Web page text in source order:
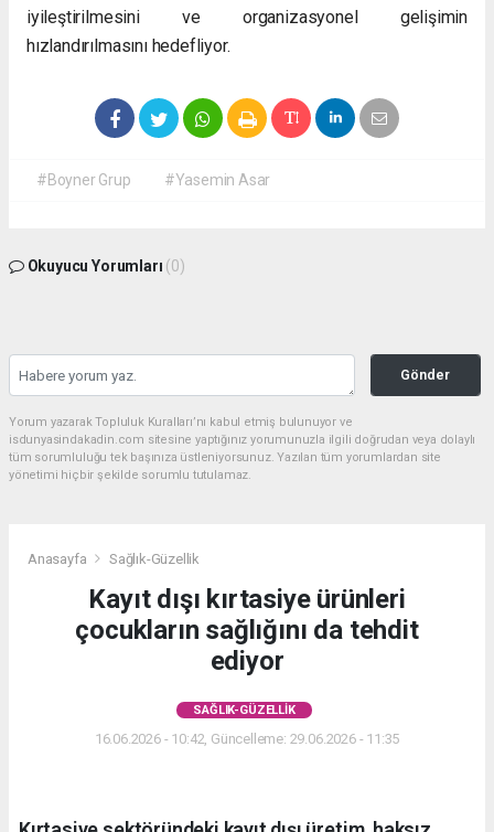
iyileştirilmesini ve organizasyonel gelişimin
hızlandırılmasını hedefliyor.
#Boyner Grup #Yasemin Asar
Okuyucu Yorumları (0)
Gönder
Yorum yazarak Topluluk Kuralları’nı kabul etmiş bulunuyor ve
isdunyasindakadin.com sitesine yaptığınız yorumunuzla ilgili doğrudan veya dolaylı
tüm sorumluluğu tek başınıza üstleniyorsunuz. Yazılan tüm yorumlardan site
yönetimi hiçbir şekilde sorumlu tutulamaz.
Anasayfa Sağlık-Güzellik
Kayıt dışı kırtasiye ürünleri
çocukların sağlığını da tehdit
ediyor
SAĞLIK-GÜZELLIK
16.06.2026 - 10:42, Güncelleme: 29.06.2026 - 11:35